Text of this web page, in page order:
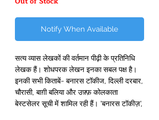
Notify When Available
सत्य व्यास लेखकों की वर्तमान पीढ़ी के प्रतिनिधि
लेखक हैं। शोधपरक लेखन इनका सबल पक्ष है।
इनकी सभी किताबें- बनारस टॉकीज, दिल्ली दरबार,
चौरासी, बाग़ी बलिया और उफ़्फ़ कोलकाता
बेस्टसेलर सूची में शामिल रही हैं। 'बनारस टॉकीज़',